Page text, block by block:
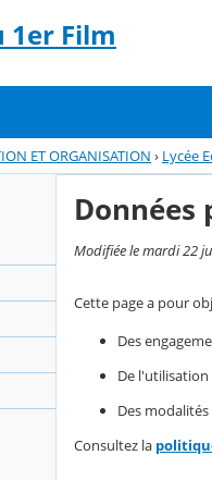
1er Film
ET ORGANISATION › Lycée
Données
Modifiée le mardi 22
Cette page a pour
Des
De
Des
Consultez la